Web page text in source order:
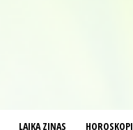
LAIKA ZIŅAS HOROSKOPI